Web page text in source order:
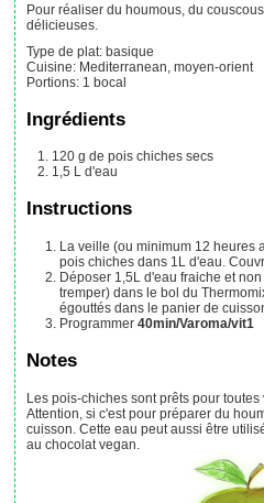
Pour réaliser du houmous, du couscous, des falafels ou d'autres recettes
délicieuses.
Type de plat: basique
Cuisine: Mediterranean, moyen-orient
Portions: 1 bocal
Ingrédients
120 g de pois chiches secs
1,5 L d'eau
Instructions
La veille (ou minimum 12 heures avant la cuisson, faire tremper les
pois chiches dans 1L d'eau.
Déposer 1,5L d'eau fraiche et non salée (pas celle qui a servi à
tremper) dans le bol du
égouttés dans le panier de
Programmer40min/Varoma/vit1
Notes
Les pois-chiches sont prêts pour toutes
Attention, si c'est pour préparer du houmous, ne pas jeter l'eau de
cuisson. Cette eau peut aussi être
au chocolat vegan.